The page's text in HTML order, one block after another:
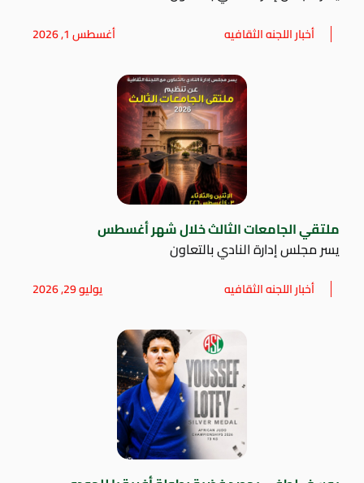
أخبار اللجنه الثقافيه أغسطس 1, 2026
ملتقي الجامعات الثالث خلال شهر أغسطس
يسر مجلس إدارة النادي بالتعاون
أخبار اللجنه الثقافيه يوليو 29, 2026